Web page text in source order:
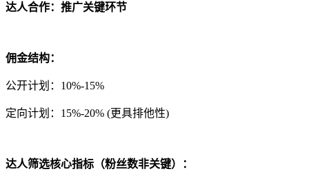
达人合作：推广关键环节
佣金结构：
公开计划：10%-15%
定向计划：15%-20% (更具排他性)
达人筛选核心指标（粉丝数非关键）：